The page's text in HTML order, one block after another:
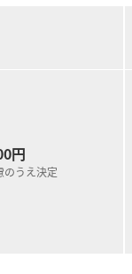
円
のうえ決定